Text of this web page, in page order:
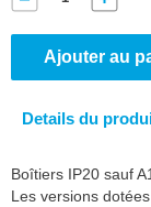
Ajouter au
Details du
Boîtiers IP20 sauf
Les versions